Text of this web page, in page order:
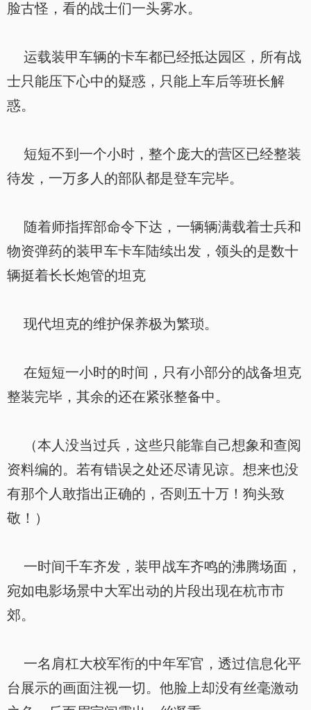
脸古怪，看的战士们一头雾水。
运载装甲车辆的卡车都已经抵达园区，所有战
士只能压下心中的疑惑，只能上车后等班长解
惑。
短短不到一个小时，整个庞大的营区已经整装
待发，一万多人的部队都是登车完毕。
随着师指挥部命令下达，一辆辆满载着士兵和
物资弹药的装甲车卡车陆续出发，领头的是数十
辆挺着长长炮管的坦克
现代坦克的维护保养极为繁琐。
在短短一小时的时间，只有小部分的战备坦克
整装完毕，其余的还在紧张整备中。
（本人没当过兵，这些只能靠自己想象和查阅
资料编的。若有错误之处还尽请见谅。想来也没
有那个人敢指出正确的，否则五十万！狗头致
敬！）
一时间千车齐发，装甲战车齐鸣的沸腾场面，
宛如电影场景中大军出动的片段出现在杭市市
郊。
一名肩杠大校军衔的中年军官，透过信息化平
台展示的画面注视一切。他脸上却没有丝毫激动